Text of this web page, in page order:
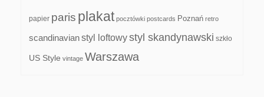
papier paris plakat pocztówki postcards Poznań retro
scandinavianstyl loftowystyl skandynawski szkło
US Style vintage Warszawa